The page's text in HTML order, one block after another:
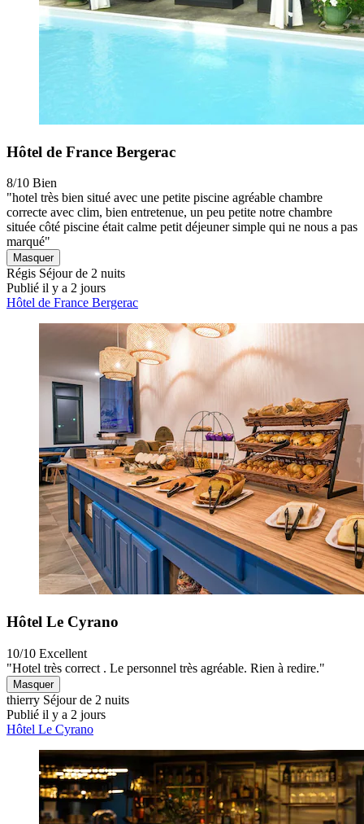
Hôtel de France Bergerac
8/10 Bien
"hotel très bien situé avec une petite piscine agréable chambre
correcte avec clim, bien entretenue, un peu petite notre chambre
située côté piscine était calme petit déjeuner simple qui ne nous a pas
marqué"
Masquer
Régis Séjour de 2 nuits
Publié il y a 2 jours
Hôtel de France Bergerac
Hôtel Le Cyrano
10/10 Excellent
"Hotel très correct . Le personnel très agréable. Rien à redire."
Masquer
thierry Séjour de 2 nuits
Publié il y a 2 jours
Hôtel Le Cyrano